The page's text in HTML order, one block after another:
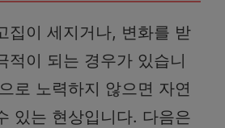
집이 세지거나, 변화를 받
적이 되는 경우가 있습니
로 노력하지 않으면 자연
있는 현상입니다. 다음은